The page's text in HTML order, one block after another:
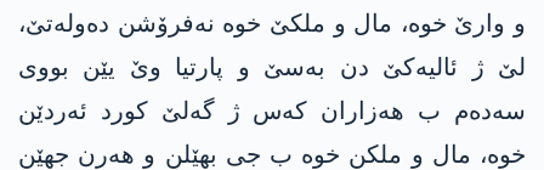
و وارێ خوە، مال و ملکێ خوە نەفرۆشن دەولەتێ،
لێ ژ ئالیەکێ دن بەسێ و پارتیا وێ یێن بووی
سەدەم ب هەزاران کەس ژ گەلێ کورد ئەردێن
خوە، مال و ملکن خوە ب جی بهێلن و هەرن جهێن